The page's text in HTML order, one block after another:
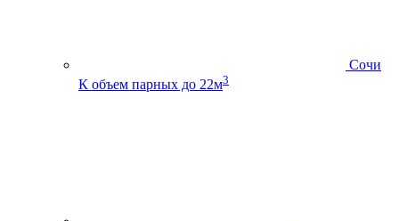
Сочи
К объем парных до 22м3